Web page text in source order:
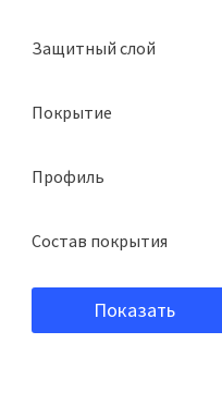
Защитный слой
Покрытие
ПурПро матовый
Профиль
Состав покрытия
полиэстер
Показать